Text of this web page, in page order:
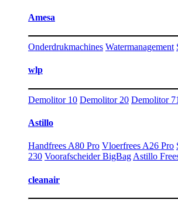
Amesa
Onderdrukmachines Watermanagement
wlp
Demolitor 10 Demolitor 20 Demolitor
Astillo
Handfrees A80 Pro Vloerfrees A26 Pro
230 Voorafscheider BigBag Astillo
cleanair